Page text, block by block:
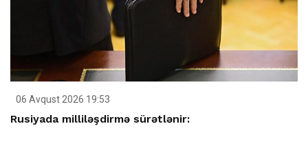
06 Avqust 2026 19:53
Rusiyada milliləşdirmə sürətlənir: